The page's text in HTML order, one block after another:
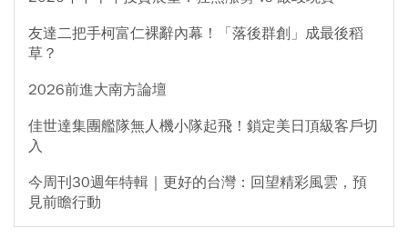
友達二把手柯富仁裸辭內幕！「落後群創」成最後稻
草？
2026前進大南方論壇
佳世達集團艦隊無人機小隊起飛！鎖定美日頂級客戶切
入
今周刊30週年特輯｜更好的台灣：回望精彩風雲，預
見前瞻行動